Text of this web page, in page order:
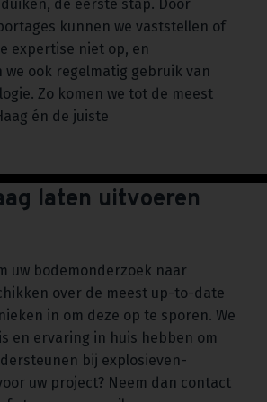
de eerste stap. Door
kunnen we vaststellen of
expertise niet op, en
ook regelmatig gebruik van
Zo komen we tot de meest
én de juiste
laten uitvoeren
uw bodemonderzoek naar
over de meest up-to-date
in om deze op te sporen. We
en ervaring in huis hebben om
bij explosieven-
uw project? Neem dan contact